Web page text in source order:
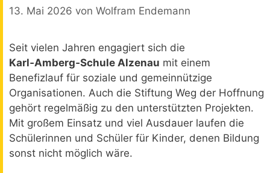
13. Mai 2026 von Wolfram Endemann
Seit vielen Jahren engagiert sich die
Karl‑Amberg‑Schule Alzenau mit einem
Benefizlauf für soziale und gemeinnützige
Organisationen. Auch die Stiftung Weg der Hoffnung
gehört regelmäßig zu den unterstützten Projekten.
Mit großem Einsatz und viel Ausdauer laufen die
Schülerinnen und Schüler für Kinder, denen Bildung
sonst nicht möglich wäre.